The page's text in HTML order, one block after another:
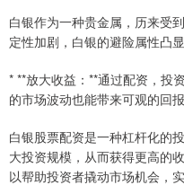
白银作为一种贵金属，历来受
定性加剧，白银的避险属性凸
* **放大收益：**通过配资，投
的市场波动也能带来可观的回报
白银股票配资是一种杠杆化的
大投资规模，从而获得更高的
以帮助投资者撬动市场机会，